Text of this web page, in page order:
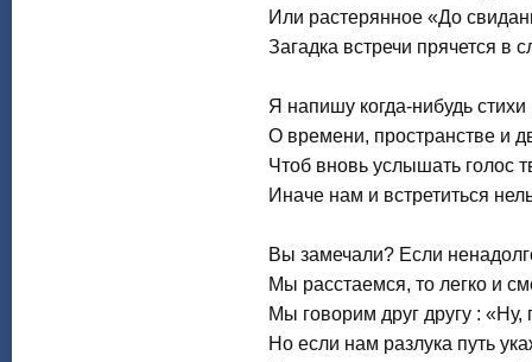
Или растерянное «До
Загадка встречи прячется в
Я напишу когда-нибудь стихи
О времени, пространстве и
Чтоб вновь услышать голос
Иначе нам и встретиться
Вы замечали? Если
Мы расстаемся, то легко и
Мы говорим друг другу :
Но если нам разлука путь